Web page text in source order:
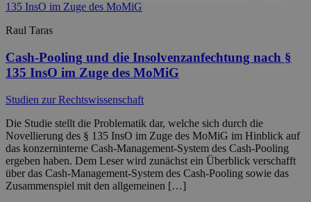
Raul Taras
Cash-Pooling und die Insolvenzanfechtung nach §
135 InsO im Zuge des MoMiG
Studien zur Rechtswissenschaft
Die Studie stellt die Problematik dar, welche sich durch die
Novellierung des § 135 InsO im Zuge des MoMiG im Hinblick auf
das konzerninterne Cash-Management-System des Cash-Pooling
ergeben haben. Dem Leser wird zunächst ein Überblick verschafft
über das Cash-Management-System des Cash-Pooling sowie das
Zusammenspiel mit den allgemeinen […]